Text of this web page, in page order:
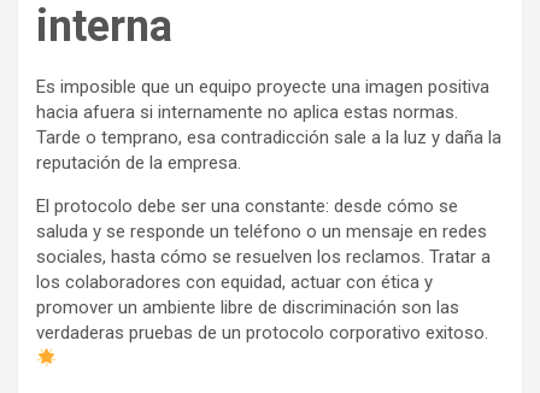
interna
Es imposible que un equipo proyecte una imagen positiva
hacia afuera si internamente no aplica estas normas.
Tarde o temprano, esa contradicción sale a la luz y daña la
reputación de la empresa.
El protocolo debe ser una constante: desde cómo se
saluda y se responde un teléfono o un mensaje en redes
sociales, hasta cómo se resuelven los reclamos. Tratar a
los colaboradores con equidad, actuar con ética y
promover un ambiente libre de discriminación son las
verdaderas pruebas de un protocolo corporativo exitoso.